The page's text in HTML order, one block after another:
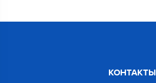
КОНТАКТЫ